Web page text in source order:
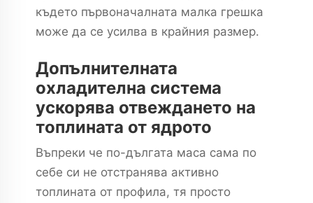
където първоначалната малка грешка
може да се усилва в крайния размер.
Допълнителната
охладителна система
ускорява отвеждането на
топлината от ядрото
Въпреки че по-дългата маса сама по
себе си не отстранява активно
топлината от профила, тя просто